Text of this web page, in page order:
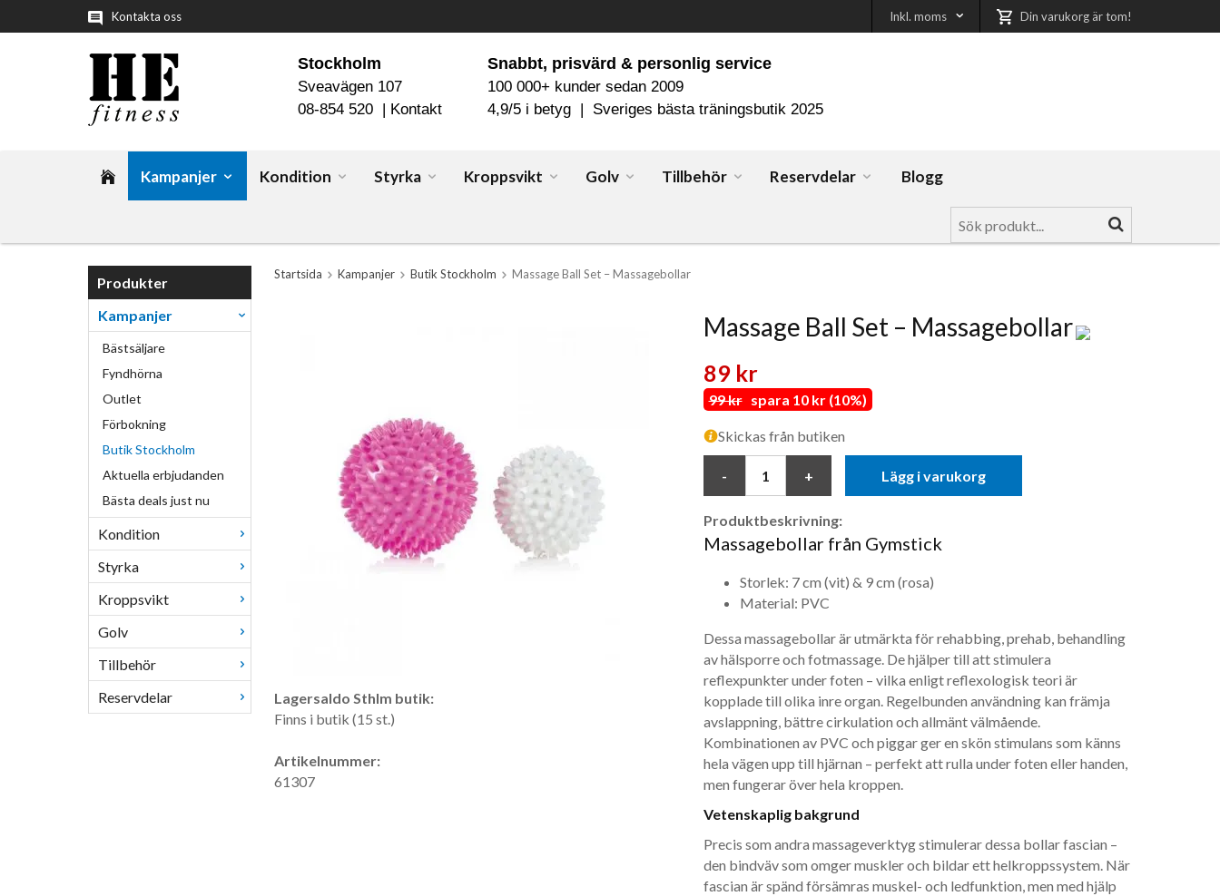
Kontakta oss Inkl. moms Din varukorg är tom!
Snabbt, prisvärd & personlig service
100 000+ kunder sedan 2009
4,9/5 i betyg | Sveriges bästa träningsbutik 2025
Stockholm
Sveavägen 107
08-854 520 | Kontakt
Kampanjer Kondition Styrka Kroppsvikt Golv Tillbehör Reservdelar Blogg
Produkter
Kampanjer
Bästsäljare
Fyndhörna
Outlet
Förbokning
Butik Stockholm
Aktuella erbjudanden
Bästa deals just nu
Kondition
Styrka
Kroppsvikt
Golv
Tillbehör
Reservdelar
Startsida Kampanjer Butik Stockholm Massage Ball Set – Massagebollar
Massage Ball Set – Massagebollar
89 kr
99 krspara 10 kr (10%)
Skickas från butiken
Lägg i varukorg
Produktbeskrivning:
Massagebollar från Gymstick
Storlek: 7 cm (vit) & 9 cm (rosa)
Material: PVC
Dessa massagebollar är utmärkta för rehabbing, prehab, behandling
av hälsporre och fotmassage. De hjälper till att stimulera
reflexpunkter under foten – vilka enligt reflexologisk teori är
kopplade till olika inre organ. Regelbunden användning kan främja
avslappning, bättre cirkulation och allmänt välmående.
Kombinationen av PVC och piggar ger en skön stimulans som känns
hela vägen upp till hjärnan – perfekt att rulla under foten eller handen,
men fungerar över hela kroppen.
Vetenskaplig bakgrund
Precis som andra massageverktyg stimulerar dessa bollar fascian –
den bindväv som omger muskler och bildar ett helkroppssystem. När
fascian är spänd försämras muskel- och ledfunktion, men med hjälp
Lagersaldo Sthlm butik:
Finns i butik (15 st.)
Artikelnummer:
61307